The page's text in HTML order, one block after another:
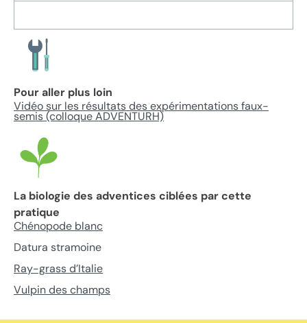
Pour aller plus loin
Vidéo sur les résultats des expérimentations faux-
semis (colloque ADVENTURH)
La biologie des adventices ciblées par cette
pratique
Chénopode blanc
Datura stramoine
Ray-grass d’Italie
Vulpin des champs